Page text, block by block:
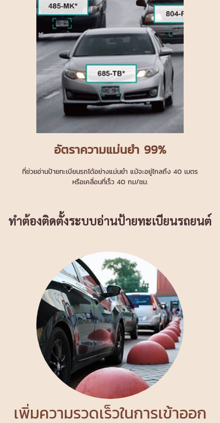
อัตราความแม่นยำ 99%
ที่ช่วยอ่านป้ายทะเบียนรถได้อย่างแม่นยำ แม้จะอยู่ไกลถึง 40 เมตร
หรือเคลื่อนที่เร็ว 40 กม/ชม.
ทำต้องติดตั้งระบบอ่านป้ายทะเบียนรถยนต์
เพิ่มความรวดเร็วในการเข้าออก